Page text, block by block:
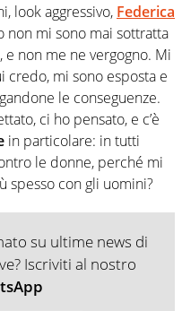
look aggressivo, Federica
non mi sono mai sottratta
non me ne vergogno. Mi
mi sono esposta e
le conseguenze.
ci ho pensato, e c’è
in particolare: in tutti
le donne, perché mi
spesso con gli uomini?
su ultime news di
Iscriviti al nostro